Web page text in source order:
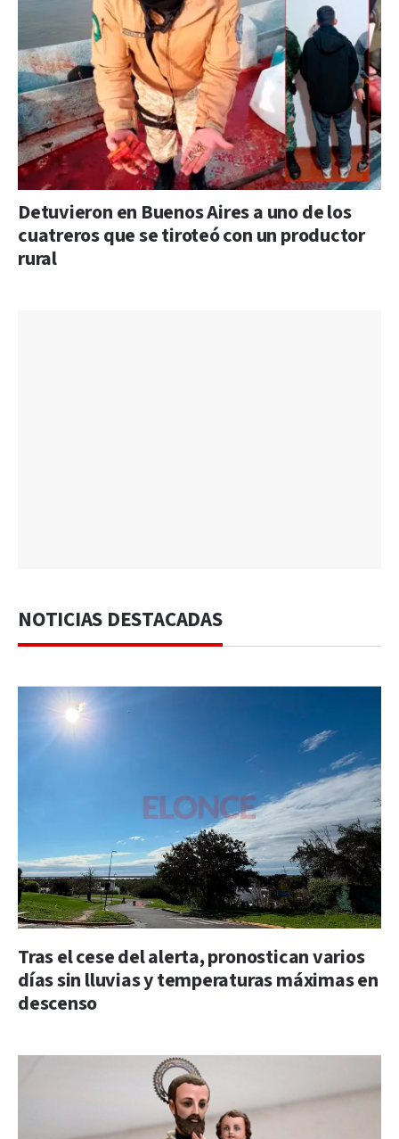
Detuvieron en Buenos Aires a uno de los
cuatreros que se tiroteó con un productor
rural
NOTICIAS DESTACADAS
Tras el cese del alerta, pronostican varios
días sin lluvias y temperaturas máximas en
descenso